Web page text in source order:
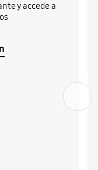
y accede a